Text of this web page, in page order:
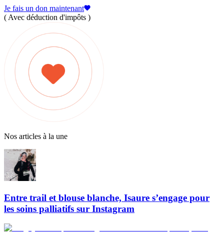
Je fais un don maintenant
( Avec déduction d'impôts )
Nos articles à la une
Entre trail et blouse blanche, Isaure s’engage pour
les soins palliatifs sur Instagram